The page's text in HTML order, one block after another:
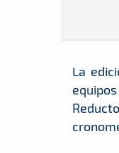
La